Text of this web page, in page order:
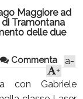
Maggiore ad
di Tramontana
delle due
Commenta
a-
+
con Gabriele